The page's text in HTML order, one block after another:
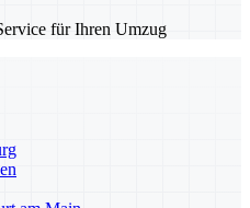
für Ihren Umzug